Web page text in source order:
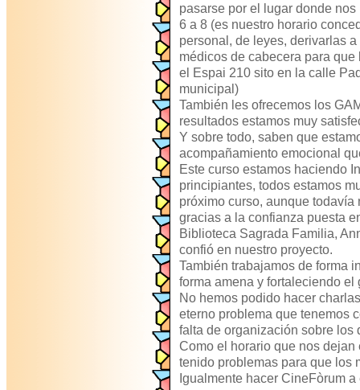
pasarse por el lugar donde
6 a 8 (es nuestro horario
personal, de leyes, derivarlas
médicos de cabecera para
el Espai 210 sito en la calle
municipal)
También les ofrecemos los
resultados estamos muy
Y sobre todo, saben que
acompañamiento emocional
Este curso estamos haciendo
principiantes, todos estamos
próximo curso, aunque
gracias a la confianza puesta
Biblioteca Sagrada Familia,
confió en nuestro proyecto.
También trabajamos de forma
forma amena y fortaleciendo el
No hemos podido hacer
eterno problema que tenemos
falta de organización sobre los
Como el horario que nos
tenido problemas para que los
Igualmente hacer CineFòrum